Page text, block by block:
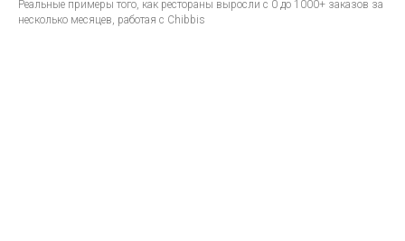
Реальные примеры того, как рестораны выросли с 0 до 1000+ заказов за
несколько месяцев, работая с Chibbis